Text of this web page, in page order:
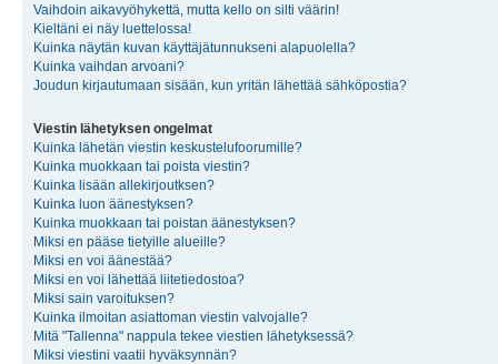
Vaihdoin aikavyöhykettä, mutta kello on silti väärin!
Kieltäni ei näy luettelossa!
Kuinka näytän kuvan käyttäjätunnukseni alapuolella?
Kuinka vaihdan arvoani?
Joudun kirjautumaan sisään, kun yritän lähettää sähköpostia?
Viestin lähetyksen ongelmat
Kuinka lähetän viestin keskustelufoorumille?
Kuinka muokkaan tai poista viestin?
Kuinka lisään allekirjoutksen?
Kuinka luon äänestyksen?
Kuinka muokkaan tai poistan äänestyksen?
Miksi en pääse tietyille alueille?
Miksi en voi äänestää?
Miksi en voi lähettää liitetiedostoa?
Miksi sain varoituksen?
Kuinka ilmoitan asiattoman viestin valvojalle?
Mitä "Tallenna" nappula tekee viestien lähetyksessä?
Miksi viestini vaatii hyväksynnän?